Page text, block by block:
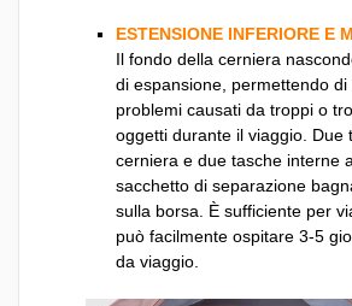
ESTENSIONE INFERIORE E
Il fondo della cerniera
di espansione, permettendo di
problemi causati da troppi o
oggetti durante il viaggio. Due
cerniera e due tasche interne
sacchetto di separazione
sulla borsa. È sufficiente per
può facilmente ospitare 3-5
da viaggio.